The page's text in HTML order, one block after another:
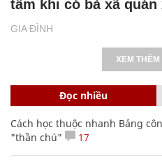
GIA ĐÌNH
tâm khi có bà xã quán
XEM
Đọc nhiều
Cách học thuộc nhanh Bảng
"thần chú"
17